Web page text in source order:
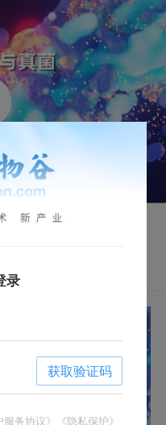
分离株测序